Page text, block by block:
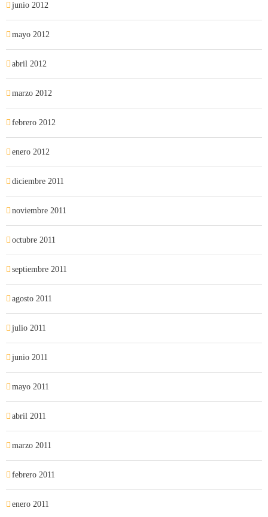
junio 2012
mayo 2012
abril 2012
marzo 2012
febrero 2012
enero 2012
diciembre 2011
noviembre 2011
octubre 2011
septiembre 2011
agosto 2011
julio 2011
junio 2011
mayo 2011
abril 2011
marzo 2011
febrero 2011
enero 2011